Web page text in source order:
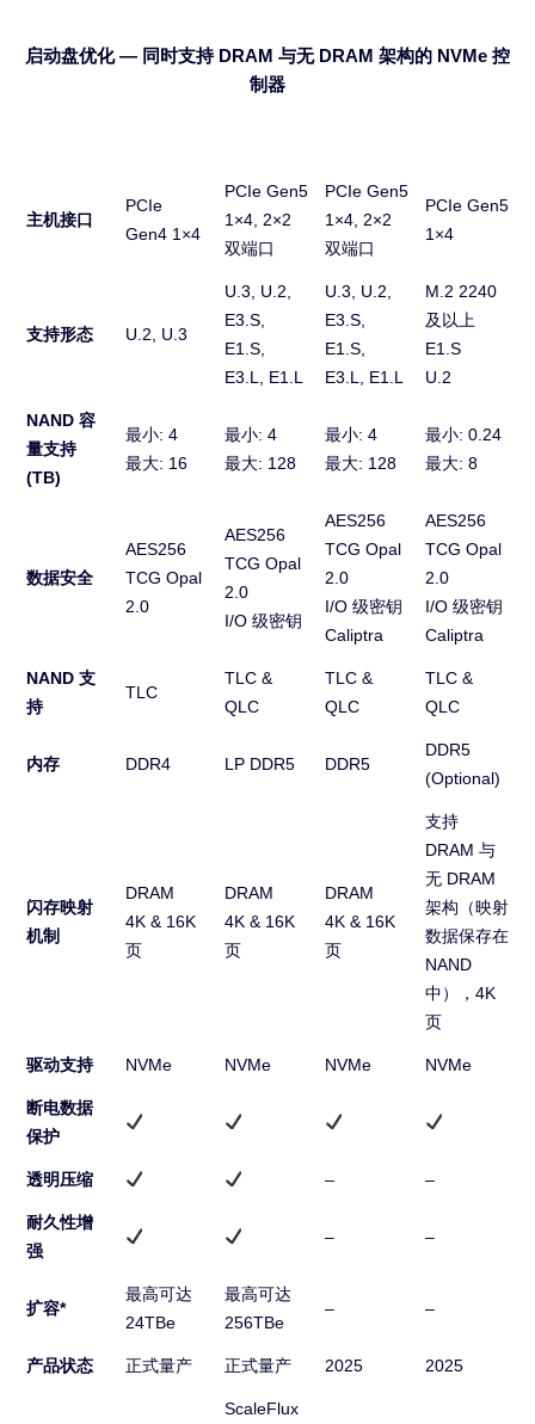
启动盘优化 — 同时支持 DRAM 与无 DRAM 架构的 NVMe 控
制器
主机接口
PCIe
Gen4 1×4
PCIe Gen5
1×4, 2×2
双端口
PCIe Gen5
1×4, 2×2
双端口
PCIe Gen5
1×4
支持形态 U.2, U.3
U.3, U.2,
E3.S,
E1.S,
E3.L, E1.L
U.3, U.2,
E3.S,
E1.S,
E3.L, E1.L
M.2 2240
及以上
E1.S
U.2
NAND 容
量支持
(TB)
最小: 4
最大: 16
最小: 4
最大: 128
最小: 4
最大: 128
最小: 0.24
最大: 8
数据安全
AES256
TCG Opal
2.0
AES256
TCG Opal
2.0
I/O 级密钥
AES256
TCG Opal
2.0
I/O 级密钥
Caliptra
AES256
TCG Opal
2.0
I/O 级密钥
Caliptra
NAND 支
持
TLC
TLC &
QLC
TLC &
QLC
TLC &
QLC
内存 DDR4 LP DDR5 DDR5
DDR5
(Optional)
闪存映射
机制
DRAM
4K & 16K
页
DRAM
4K & 16K
页
DRAM
4K & 16K
页
支持
DRAM 与
无 DRAM
架构（映射
数据保存在
NAND
中），4K
页
驱动支持 NVMe NVMe NVMe NVMe
断电数据
保护
透明压缩 – –
耐久性增
强
– –
扩容*
最高可达
24TBe
最高可达
256TBe
– –
产品状态 正式量产 正式量产 2025 2025
ScaleFlux